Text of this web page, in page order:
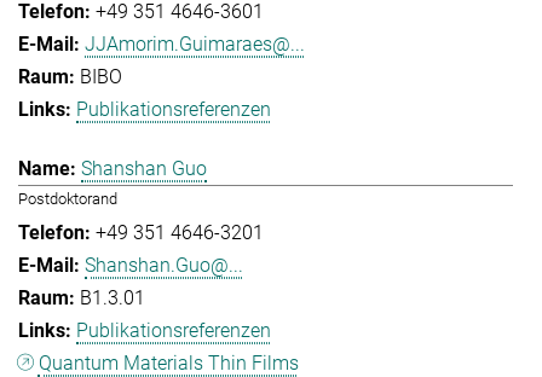
+49 351 4646-3601
JJAmorim.Guimaraes@...
BIBO
Publikationsreferenzen
Shanshan Guo
Postdoktorand
+49 351 4646-3201
Shanshan.Guo@...
B1.3.01
Publikationsreferenzen
Quantum Materials Thin Films